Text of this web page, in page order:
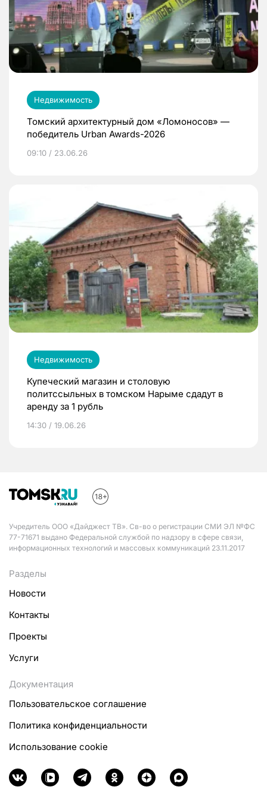
Недвижимость
Томский архитектурный дом «Ломоносов» —
победитель Urban Awards-2026
09:10 / 23.06.26
Недвижимость
Купеческий магазин и столовую
политссыльных в томском Нарыме сдадут в
аренду за 1 рубль
14:30 / 19.06.26
Учредитель ООО «Дайджест ТВ». Св-во о регистрации СМИ ЭЛ №ФС
77-71671 выдано Федеральной службой по надзору в сфере связи,
информационных технологий и массовых коммуникаций 23.11.2017
Разделы
Новости
Контакты
Проекты
Услуги
Документация
Пользовательское соглашение
Политика конфиденциальности
Использование cookie